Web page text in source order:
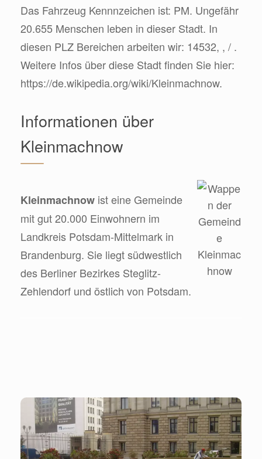
Das Fahrzeug Kennnzeichen ist: PM. Ungefähr
20.655 Menschen leben in dieser Stadt. In
diesen PLZ Bereichen arbeiten wir: 14532, , / .
Weitere Infos über diese Stadt finden Sie hier:
https://de.wikipedia.org/wiki/Kleinmachnow.
Informationen über
Kleinmachnow
Kleinmachnow ist eine Gemeinde
mit gut 20.000 Einwohnern im
Landkreis Potsdam-Mittelmark in
Brandenburg. Sie liegt südwestlich
des Berliner Bezirkes Steglitz-
Zehlendorf und östlich von Potsdam.